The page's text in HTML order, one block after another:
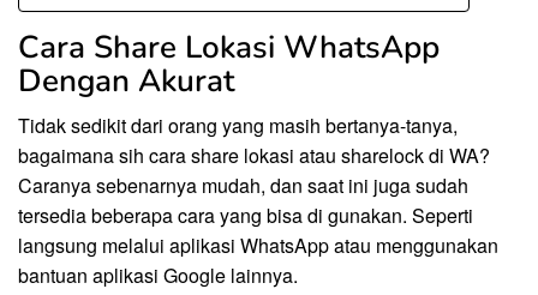
Cara Share Lokasi WhatsApp
Dengan Akurat
Tidak sedikit dari orang yang masih bertanya-tanya,
bagaimana sih cara share lokasi atau sharelock di WA?
Caranya sebenarnya mudah, dan saat ini juga sudah
tersedia beberapa cara yang bisa di gunakan. Seperti
langsung melalui aplikasi WhatsApp atau menggunakan
bantuan aplikasi Google lainnya.